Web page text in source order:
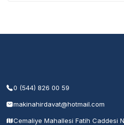
0 (544) 826 00 59
makinahirdavat@hotmail.com
Cemaliye Mahallesi Fatih Caddesi